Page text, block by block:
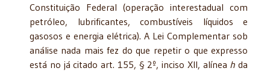
Constituição Federal (operação interestadual com
petróleo, lubrificantes, combustíveis líquidos e
gasosos e energia elétrica). A Lei Complementar sob
análise nada mais fez do que repetir o que expresso
está no já citado art. 155, § 2º, inciso XII, alínea h da